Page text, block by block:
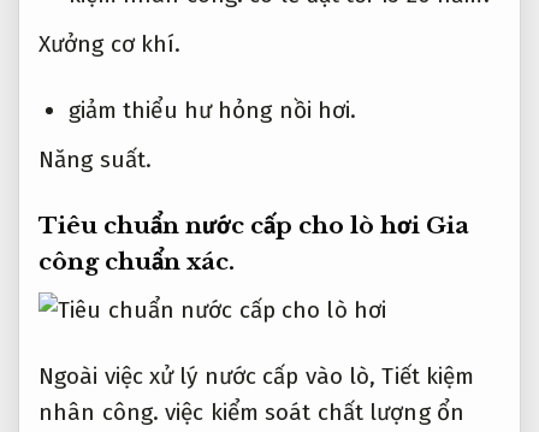
Xưởng cơ khí.
giảm thiểu hư hỏng nồi hơi.
Năng suất.
Tiêu chuẩn nước cấp cho lò hơi Gia
công chuẩn xác.
Ngoài việc xử lý nước cấp vào lò,Tiết kiệm
nhân công. việc kiểm soát chất lượng ổn